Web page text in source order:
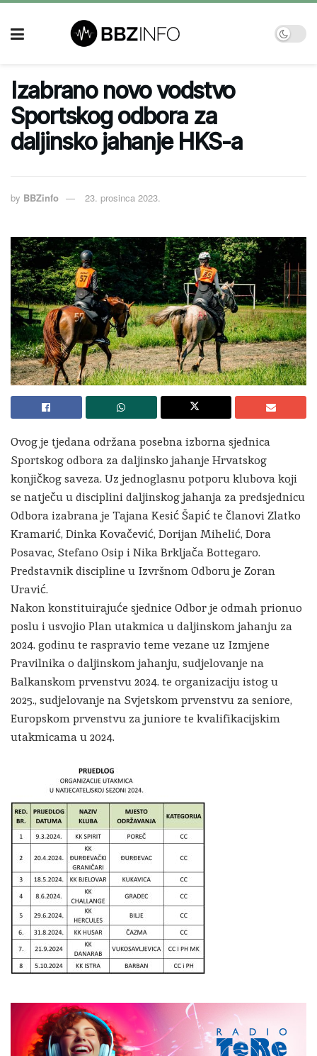
Izabrano novo vodstvo
Sportskog odbora za
daljinsko jahanje HKS-a
by BBZinfo 23. prosinca 2023.
Ovog je tjedana održana posebna izborna sjednica
Sportskog odbora za daljinsko jahanje Hrvatskog
konjičkog saveza. Uz jednoglasnu potporu klubova koji
se natječu u disciplini daljinskog jahanja za predsjednicu
Odbora izabrana je Tajana Kesić Šapić te članovi Zlatko
Kramarić, Dinka Kovačević, Dorijan Mihelić, Dora
Posavac, Stefano Osip i Nika Brkljača Bottegaro.
Predstavnik discipline u Izvršnom Odboru je Zoran
Uravić.
Nakon konstituirajuće sjednice Odbor je odmah prionuo
poslu i usvojio Plan utakmica u daljinskom jahanju za
2024. godinu te raspravio teme vezane uz Izmjene
Pravilnika o daljinskom jahanju, sudjelovanje na
Balkanskom prvenstvu 2024. te organizaciju istog u
2025., sudjelovanje na Svjetskom prvenstvu za seniore,
Europskom prvenstvu za juniore te kvalifikacijskim
utakmicama u 2024.